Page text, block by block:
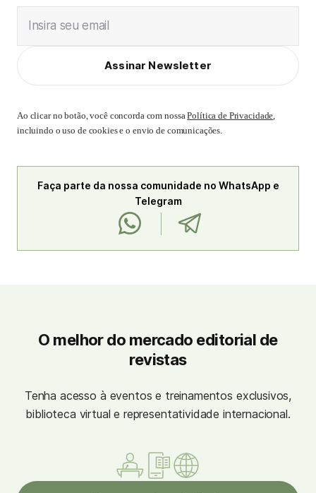
Insira seu email
Assinar Newsletter
Ao clicar no botão, você concorda com nossaPolítica de Privacidade,
incluindo o uso de cookies e o envio de comunicações.
Faça parte da nossa comunidade no WhatsApp e
Telegram
O melhor do mercado editorial de
revistas
Tenha acesso à eventos e treinamentos exclusivos,
biblioteca virtual e representatividade internacional.